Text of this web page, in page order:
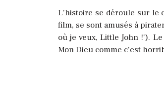
L'histoire se déroule sur le
film, se sont amusés à
où je veux, Little John !').
Mon Dieu comme c'est